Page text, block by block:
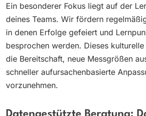
Ein besonderer Fokus liegt auf der
deines Teams. Wir fördern
in denen Erfolge gefeiert und
besprochen werden. Dieses
die Bereitschaft, neue Messgrößen
schneller aufursachenbasierte
vorzunehmen.